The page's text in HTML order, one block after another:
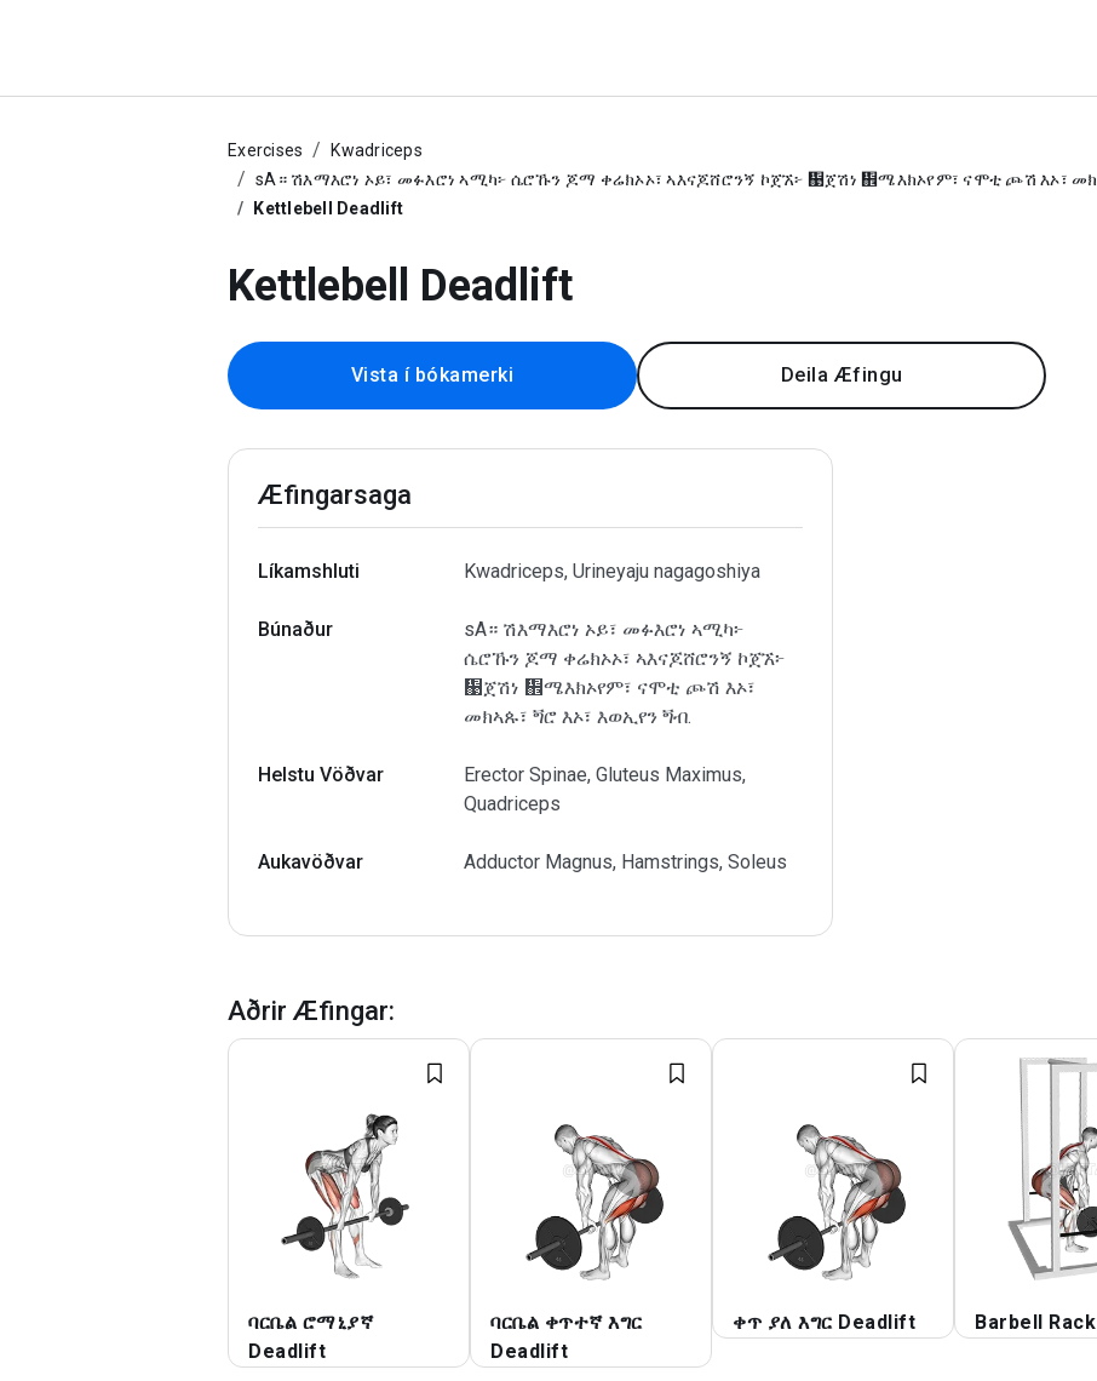
Exercises
Kwadriceps
sA። ሽእማእሮነ ኦይ፣ መፉእሮነ ኣሚካ፦ ሴሮኹን ጆማ ቀሬክኦኦ፣ ኣእናጆሸሮንኝ ኮጀኧ፦ ኉ጀሽነ ኎ሜእክኦየም፣ ናሞቲ ጮሽ እኦ፣
Kettlebell Deadlift
Kettlebell Deadlift
Vista í bókamerki Deila Æfingu
Æfingarsaga
Líkamshluti Kwadriceps, Urineyaju nagagoshiya
Búnaður
sA። ሽእማእሮነ ኦይ፣ መፉእሮነ ኣሚካ፦
ሴሮኹን ጆማ ቀሬክኦኦ፣ ኣእናጆሸሮንኝ ኮጀኧ፦
኉ጀሽነ ኎ሜእክኦየም፣ ናሞቲ ጮሽ እኦ፣
መክኣጱ፣ ጝሮ እኦ፣ እወኢየን ጝብ.
Helstu Vöðvar
Erector Spinae, Gluteus Maximus,
Quadriceps
Aukavöðvar Adductor Magnus, Hamstrings, Soleus
Aðrir Æfingar:
ባርቤል ሮማኒያኛ
Deadlift
ባርቤል ቀጥተኛ እግር
Deadlift
ቀጥ ያለ እግር Deadlift Barbell